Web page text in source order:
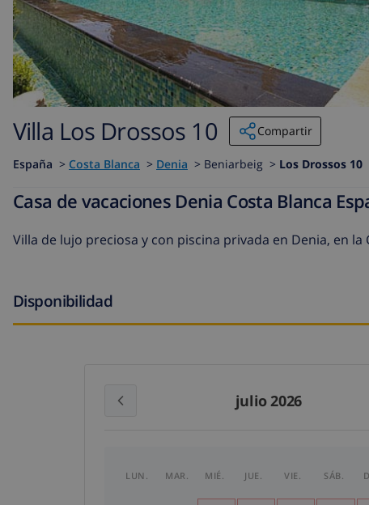
Villa Los Drossos 10 Compartir
España > Costa Blanca > Denia > Beniarbeig > Los Drossos 10
Casa de vacaciones Denia Costa Blanca
Villa de lujo preciosa y con piscina privada en Denia, en la
Disponibilidad
julio 2026
LUN. MAR. MIÉ. JUE. VIE. SÁB.